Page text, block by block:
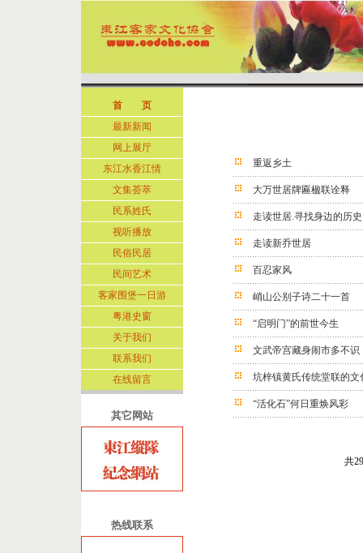
首 页
最新新闻
网上展厅
东江水香江情
文集荟萃
民系姓氏
视听播放
民俗民居
民间艺术
客家围堡一日游
粤港史窗
关于我们
联系我们
在线留言
其它网站
热线联系
重返乡土
大万世居牌匾楹联诠释
走读世居.寻找身边的历史
走读新乔世居
百忍家风
峭山公别子诗二十一首
“启明门”的前世今生
文武帝宫藏身闹市多不识
坑梓镇黄氏传统堂联的文
“活化石”何日重焕风彩
共